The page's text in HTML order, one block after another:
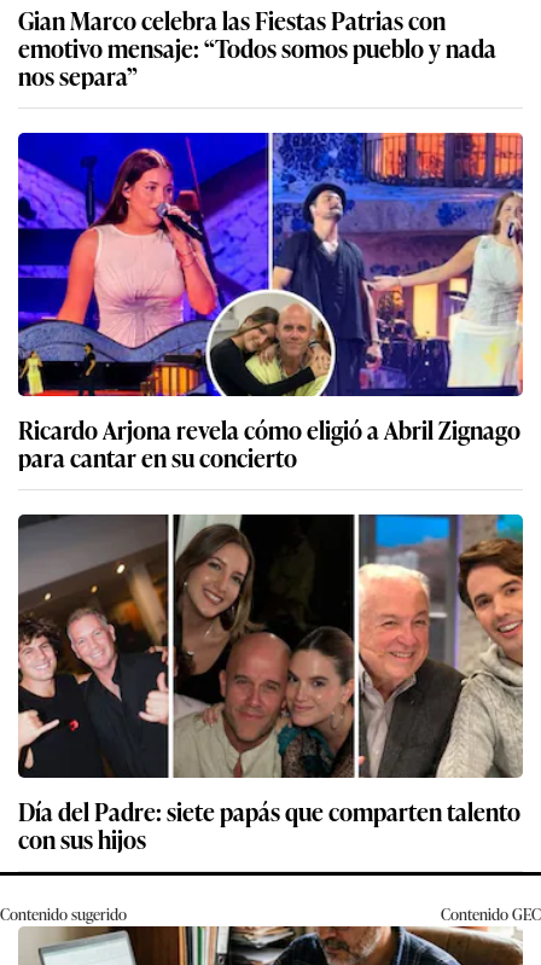
Gian Marco celebra las Fiestas Patrias con
emotivo mensaje: “Todos somos pueblo y nada
nos separa”
Ricardo Arjona revela cómo eligió a Abril Zignago
para cantar en su concierto
Día del Padre: siete papás que comparten talento
con sus hijos
Contenido sugerido ContenidoGEC